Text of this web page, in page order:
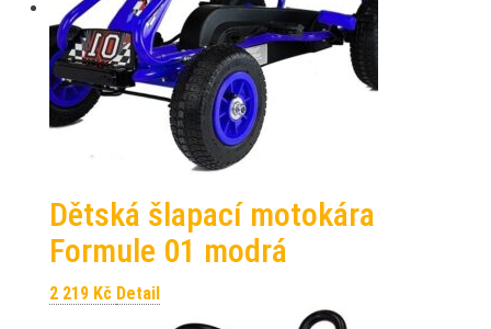
Dětská šlapací motokára
Formule 01 modrá
2 219 Kč Detail